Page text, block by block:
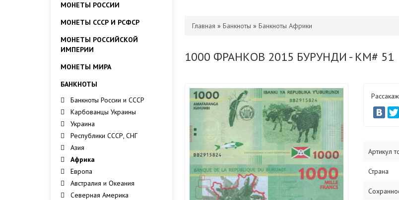
МОНЕТЫ РОССИИ
МОНЕТЫ СССР И РСФСР
МОНЕТЫ РОССИЙСКОЙ
ИМПЕРИИ
МОНЕТЫ МИРА
БАНКНОТЫ
Банкноты России и СССР
Карбованцы Украины
Украина
Республики СССР, СНГ
Азия
Африка
Европа
Австралия и Океания
Северная Америка
Главная » Банкноты » Банкноты Африки
1000 ФРАНКОВ 2015 БУРУНДИ - KM# 51
Артикул
Страна